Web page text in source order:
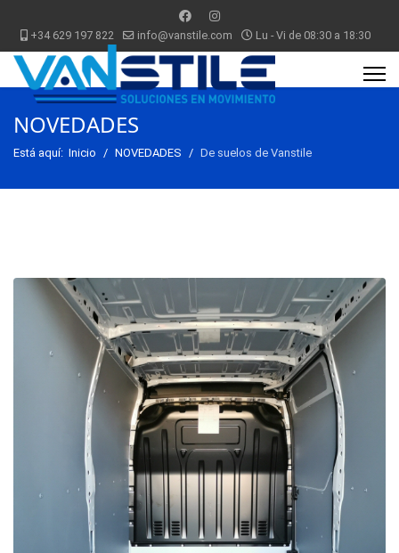
+34 629 197 822 info@vanstile.com Lu - Vi de 08:30 a 18:30
NOVEDADES
Está aquí: Inicio NOVEDADES De suelos de Vanstile